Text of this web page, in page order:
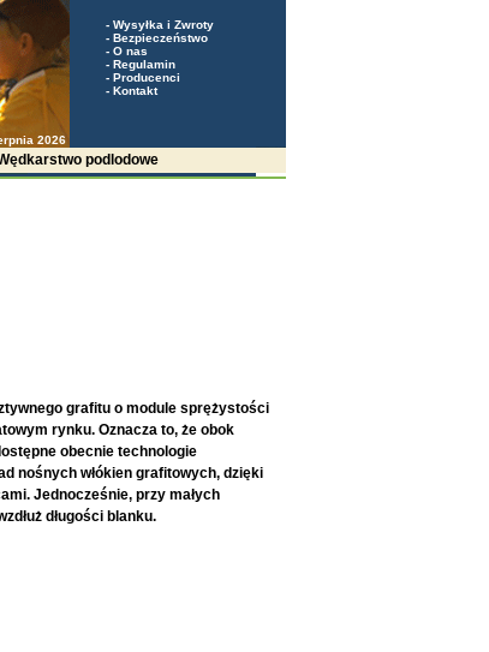
2026
- Wysyłka i Zwroty
- Bezpieczeństwo
- O nas
- Regulamin
- Producenci
- Kontakt
podlodowe
grafitu o module sprężystości
rynku. Oznacza to, że obok
obecnie technologie
nośnych włókien grafitowych, dzięki
Jednocześnie, przy małych
długości blanku.